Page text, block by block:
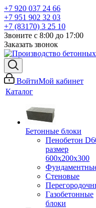
+7 920 037 24 66
+7 951 902 32 03
+7 (83170) 3 25 10
Звоните с 8:00 до 17:00
Заказать звонок
ВойтиМой кабинет
Каталог
Бетонные блоки
Пенобетон
размер
600х200х300
Стеновые
Газобетонные
блоки